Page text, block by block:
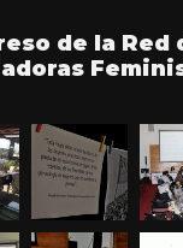
de la Red